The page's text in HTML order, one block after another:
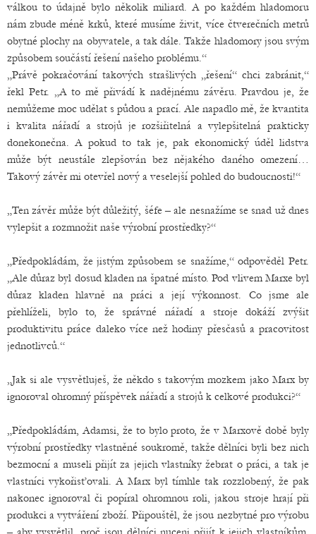
válkou to údajně bylo několik miliard. A po každém hladomoru
nám zbude méně krků, které musíme živit, více čtverečních metrů
obytné plochy na obyvatele, a tak dále. Takže hladomory jsou svým
způsobem součástí řešení našeho problému.“
„Právě pokračování takových strašlivých „řešení“ chci zabránit,“
řekl Petr. „A to mě přivádí k nadějnému závěru. Pravdou je, že
nemůžeme moc udělat s půdou a prací. Ale napadlo mě, že kvantita
i kvalita nářadí a strojů je rozšiřitelná a vylepšitelná prakticky
donekonečna. A pokud to tak je, pak ekonomický úděl lidstva
může být neustále zlepšován bez nějakého daného omezení…
Takový závěr mi otevřel nový a veselejší pohled do budoucnosti!“
„Ten závěr může být důležitý, šéfe – ale nesnažíme se snad už dnes
vylepšit a rozmnožit naše výrobní prostředky?“
„Předpokládám, že jistým způsobem se snažíme,“ odpověděl Petr.
„Ale důraz byl dosud kladen na špatné místo. Pod vlivem Marxe byl
důraz kladen hlavně na práci a její výkonnost. Co jsme ale
přehlíželi, bylo to, že správné nářadí a stroje dokáží zvýšit
produktivitu práce daleko více než hodiny přesčasů a pracovitost
jednotlivců.“
„Jak si ale vysvětluješ, že někdo s takovým mozkem jako Marx by
ignoroval ohromný příspěvek nářadí a strojů k celkové produkci?“
„Předpokládám, Adamsi, že to bylo proto, že v Marxově době byly
výrobní prostředky vlastněné soukromě, takže dělníci byli bez nich
bezmocní a museli přijít za jejich vlastníky žebrat o práci, a tak je
vlastníci vykořisťovali. A Marx byl tímhle tak rozzlobený, že pak
nakonec ignoroval či popíral ohromnou roli, jakou stroje hrají při
produkci a vytváření zboží. Připouštěl, že jsou nezbytné pro výrobu